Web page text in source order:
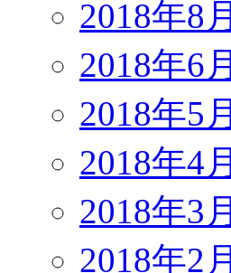
2018年8月
2018年6月
2018年5月
2018年4月
2018年3月
2018年2月